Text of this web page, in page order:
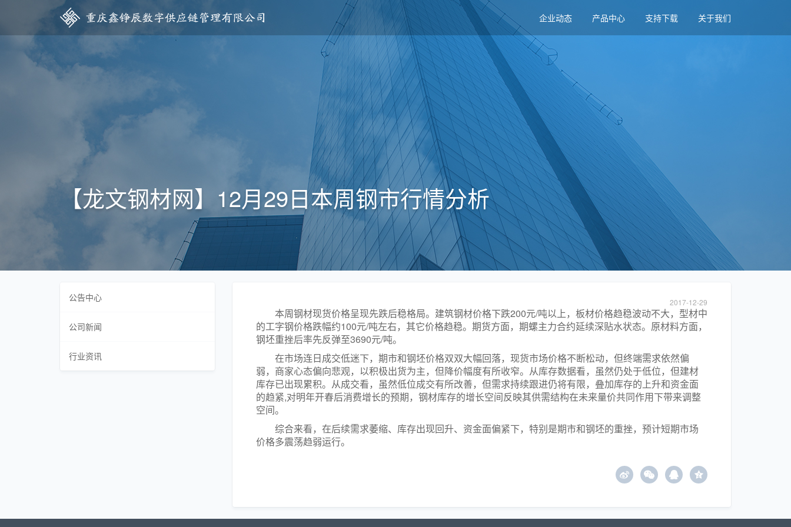
企业动态 产品中心 支持下载 关于我们
【龙文钢材网】12月29日本周钢市行情分析
公告中心
公司新闻
行业资讯
2017-12-29
本周钢材现货价格呈现先跌后稳格局。建筑钢材价格下跌200元/吨以上，板材价格趋稳波动不大，型材中
的工字钢价格跌幅约100元/吨左右，其它价格趋稳。期货方面，期螺主力合约延续深贴水状态。原材料方面，
钢坯重挫后率先反弹至3690元/吨。
在市场连日成交低迷下，期市和钢坯价格双双大幅回落，现货市场价格不断松动，但终端需求依然偏
弱，商家心态偏向悲观，以积极出货为主，但降价幅度有所收窄。从库存数据看，虽然仍处于低位，但建材
库存已出现累积。从成交看，虽然低位成交有所改善，但需求持续跟进仍将有限，叠加库存的上升和资金面
的趋紧,对明年开春后消费增长的预期，钢材库存的增长空间反映其供需结构在未来量价共同作用下带来调整
空间。
综合来看，在后续需求萎缩、库存出现回升、资金面偏紧下，特别是期市和钢坯的重挫，预计短期市场
价格多震荡趋弱运行。
z